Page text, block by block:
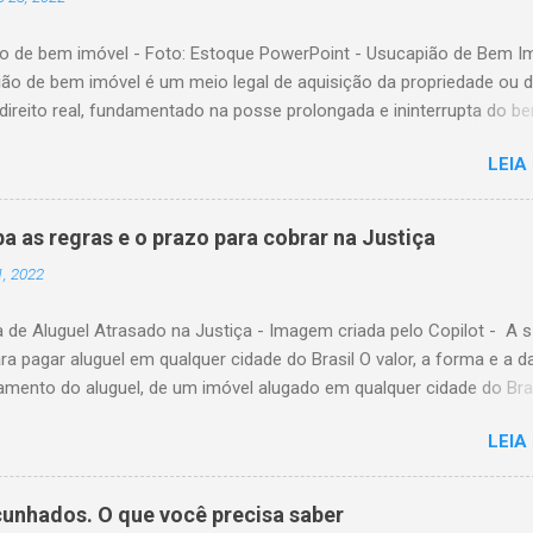
o da comunhão universal de bens. 2) Se o regime adotado era o
o falecido não deixou bens particulares. Portanto, na existência de
ou de ascend...
de bem imóvel - Foto: Estoque PowerPoint - Usucapião de Bem
de bem imóvel é um meio legal de aquisição da propriedade ou
real, fundamentado na posse prolongada e ininterrupta do
perante o Oficial de Registro de Imóveis. Requisito Essencial
seja reconhecida, é indispensável que a posse do imóvel
ou seja, sem interrupções por um período determinado. Além disso,
o cumprimento das condições estabelecidas na legislação vigente.
desses requisitos, torna-se possível formalizar a
O Código Civil disciplina essa forma de aquisição nos artigos
as normas e condições aplicáveis a cada modalidade
Usucapião Pela Via Extrajudicial Usucapião ex...
LEIA
as regras e o prazo para cobrar na Justiça
2022
de Aluguel Atrasado na Justiça - Imagem criada pelo Copilot - A s
pagar aluguel em qualquer cidade do Brasil O valor, a forma e a
do aluguel, de um imóvel alugado em qualquer cidade do
estabelece as bases da relação locatícia. Essa lei define, de
e deveres tanto do locador quanto do locatário, conferindo
jurídica ao contrato de locação e garantindo previsibilidade quanto
LEIA
O que você precisa saber